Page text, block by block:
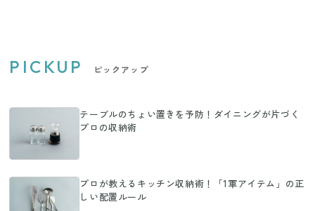
PICKUP ピックアップ
テーブルのちょい置きを予防！ダイニングが片づく
プロの収納術
プロが教えるキッチン収納術！「1軍アイテム」の正
しい配置ルール